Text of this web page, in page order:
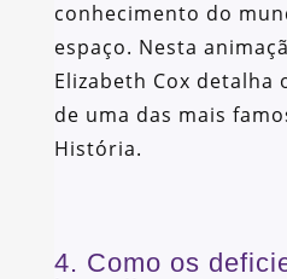
conhecimento do
espaço. Nesta
Elizabeth Cox detalha
de uma das mais
História.
4. Como os